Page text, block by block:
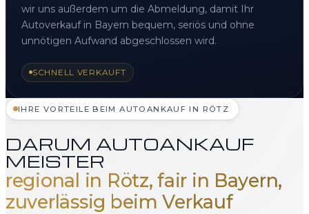
wir uns außerdem um die Abmeldung, damit Ihr
Autoverkauf in Bayern bequem, seriös und ohne
unnötigen Aufwand abgeschlossen wird.
SCHNELL VERKAUFT
IHRE VORTEILE BEIM AUTOANKAUF IN RÖTZ
DARUM AUTOANKAUF
MEISTER
regional in Rötz, fair in Bayern,
zuverlässig beim Verkauf